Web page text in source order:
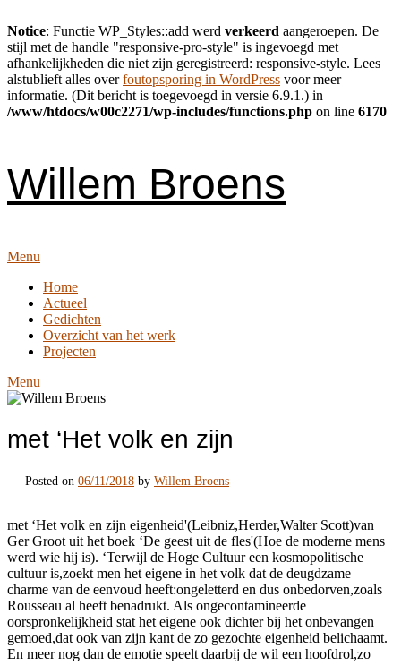
Notice: Functie WP_Styles::add werd verkeerd aangeroepen. De
stijl met de handle "responsive-pro-style" is ingevoegd met
afhankelijkheden die niet zijn geregistreerd: responsive-style. Lees
alstublieft alles overfoutopsporing in WordPress voor meer
informatie. (Dit bericht is toegevoegd in versie 6.9.1.) in
/www/htdocs/w00c2271/wp-includes/functions.php on line 6170
Willem Broens
Menu
Home
Actueel
Gedichten
Overzicht van het werk
Projecten
Menu
met ‘Het volk en zijn
Posted on 06/11/2018 by Willem Broens
met ‘Het volk en zijn eigenheid'(Leibniz,Herder,Walter Scott)van
Ger Groot uit het boek ‘De geest uit de fles'(Hoe de moderne mens
werd wie hij is). ‘Terwijl de Hoge Cultuur een kosmopolitische
cultuur is,zoekt men het eigene in het volk dat de deugdzame
charme van de eenvoud heeft:ongeletterd en dus onbedorven,zoals
Rousseau al heeft benadrukt. Als ongecontamineerde
oorspronkelijkheid stat het eigene ook dichter bij het onbevangen
gemoed,dat ook van zijn kant de zo gezochte eigenheid belichaamt.
En meer nog dan de emotie speelt daarbij de wil een hoofdrol,zo